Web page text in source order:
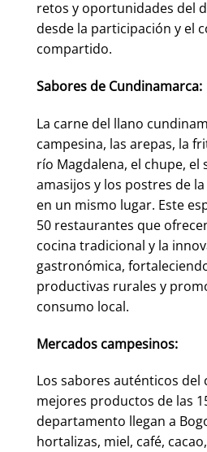
retos y oportunidades del
desde la participación y el
compartido.
Sabores de Cundinamarca:
La carne del llano
campesina, las arepas, la
río Magdalena, el chupe, el
amasijos y los postres de
en un mismo lugar. Este
50 restaurantes que
cocina tradicional y la
gastronómica,
productivas rurales y
consumo local.
Mercados campesinos:
Los sabores auténticos del
mejores productos de las
departamento llegan a
hortalizas, miel, café,